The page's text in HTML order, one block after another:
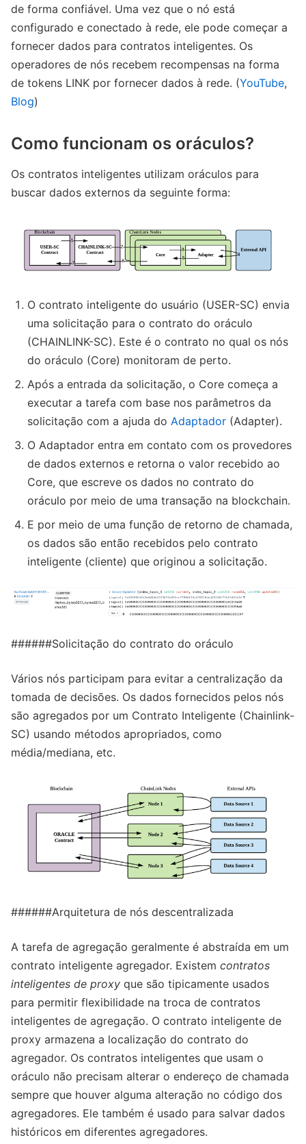
de forma confiável. Uma vez que o nó está
configurado e conectado à rede, ele pode começar a
fornecer dados para contratos inteligentes. Os
operadores de nós recebem recompensas na forma
de tokens LINK por fornecer dados à rede. (YouTube,
Blog)
Como funcionam os oráculos?
Os contratos inteligentes utilizam oráculos para
buscar dados externos da seguinte forma:
O contrato inteligente do usuário (USER-SC) envia
uma solicitação para o contrato do oráculo
(CHAINLINK-SC). Este é o contrato no qual os nós
do oráculo (Core) monitoram de perto.
Após a entrada da solicitação, o Core começa a
executar a tarefa com base nos parâmetros da
solicitação com a ajuda do Adaptador (Adapter).
O Adaptador entra em contato com os provedores
de dados externos e retorna o valor recebido ao
Core, que escreve os dados no contrato do
oráculo por meio de uma transação na blockchain.
E por meio de uma função de retorno de chamada,
os dados são então recebidos pelo contrato
inteligente (cliente) que originou a solicitação.
######Solicitação do contrato do oráculo
Vários nós participam para evitar a centralização da
tomada de decisões. Os dados fornecidos pelos nós
são agregados por um Contrato Inteligente (Chainlink-
SC) usando métodos apropriados, como
média/mediana, etc.
######Arquitetura de nós descentralizada
A tarefa de agregação geralmente é abstraída em um
contrato inteligente agregador. Existem contratos
inteligentes de proxy que são tipicamente usados
para permitir flexibilidade na troca de contratos
inteligentes de agregação. O contrato inteligente de
proxy armazena a localização do contrato do
agregador. Os contratos inteligentes que usam o
oráculo não precisam alterar o endereço de chamada
sempre que houver alguma alteração no código dos
agregadores. Ele também é usado para salvar dados
históricos em diferentes agregadores.